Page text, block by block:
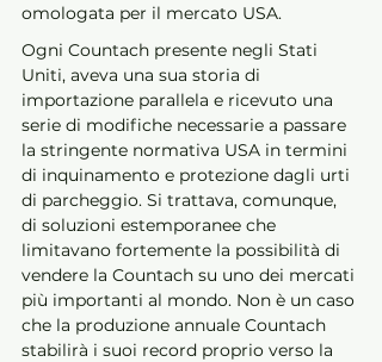
omologata per il mercato USA.
Ogni Countach presente negli Stati
Uniti, aveva una sua storia di
importazione parallela e ricevuto una
serie di modifiche necessarie a passare
la stringente normativa USA in termini
di inquinamento e protezione dagli urti
di parcheggio. Si trattava, comunque,
di soluzioni estemporanee che
limitavano fortemente la possibilità di
vendere la Countach su uno dei mercati
più importanti al mondo. Non è un caso
che la produzione annuale Countach
stabilirà i suoi record proprio verso la